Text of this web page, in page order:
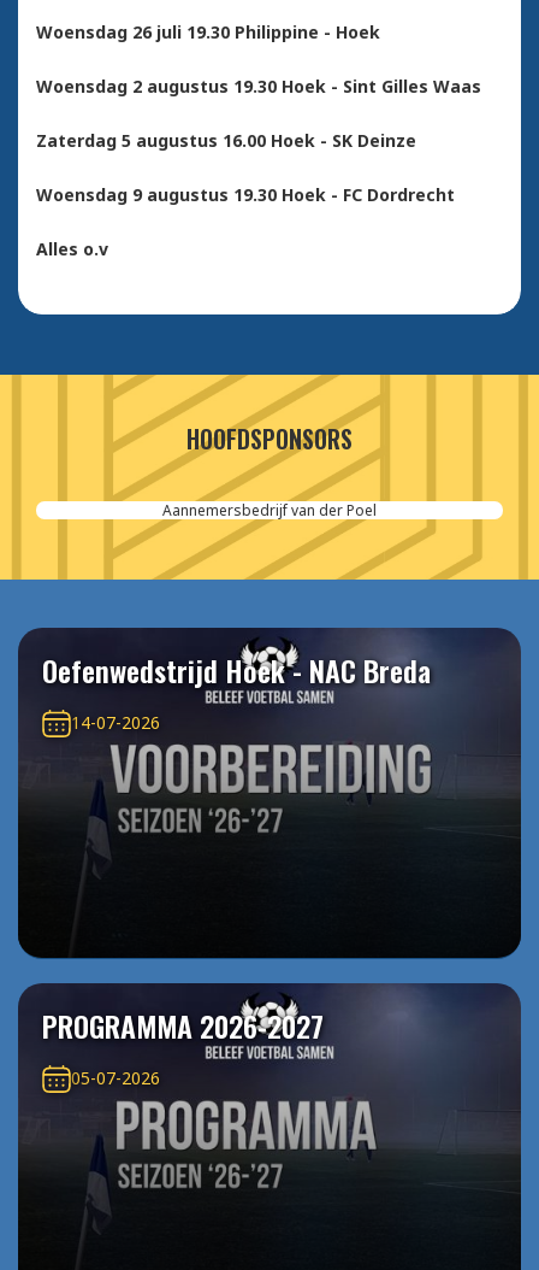
Woensdag 26 juli 19.30 Philippine - Hoek
Woensdag 2 augustus 19.30 Hoek - Sint Gilles Waas
Zaterdag 5 augustus 16.00 Hoek - SK Deinze
Woensdag 9 augustus 19.30 Hoek - FC Dordrecht
Alles o.v
HOOFDSPONSORS
Aannemersbedrijf van der Poel
Oefenwedstrijd Hoek - NAC Breda
14-07-2026
PROGRAMMA 2026-2027
05-07-2026